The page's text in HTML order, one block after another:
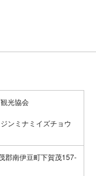
光協会
ンミナミイズチョウ
郡南伊豆町下賀茂157-